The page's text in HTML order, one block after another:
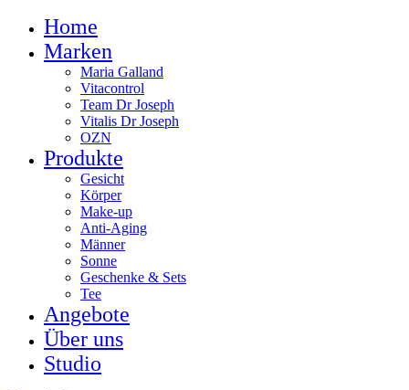
Home
Marken
Maria Galland
Vitacontrol
Team Dr Joseph
Vitalis Dr Joseph
OZN
Produkte
Gesicht
Körper
Make-up
Anti-Aging
Männer
Sonne
Geschenke & Sets
Tee
Angebote
Über uns
Studio